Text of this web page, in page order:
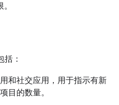
：
和社交应用，用于指示有新
目的数量。